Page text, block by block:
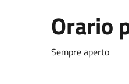
Orario
Sempre aperto